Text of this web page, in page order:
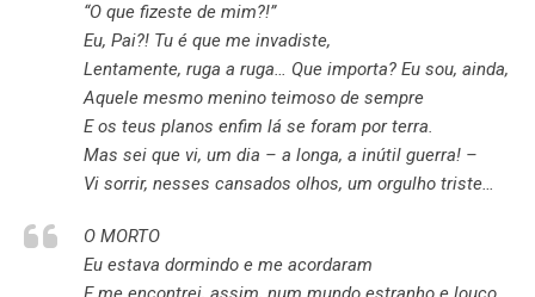
“O que fizeste de mim?!”
Eu, Pai?! Tu é que me invadiste,
Lentamente, ruga a ruga… Que importa? Eu sou, ainda,
Aquele mesmo menino teimoso de sempre
E os teus planos enfim lá se foram por terra.
Mas sei que vi, um dia – a longa, a inútil guerra! –
Vi sorrir, nesses cansados olhos, um orgulho triste…
O MORTO
Eu estava dormindo e me acordaram